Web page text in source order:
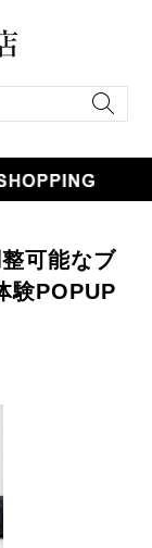
可能なブ
験POPUP